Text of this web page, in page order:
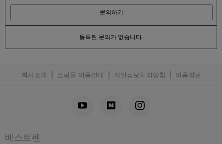
문의하기
등록된 문의가 없습니다.
회사소개 쇼핑몰 이용안내 개인정보처리방침 이용약관
베스트펜